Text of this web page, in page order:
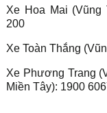
Xe Hoa Mai
200
Xe Toàn Thắng
Xe Phương Trang
Miền Tây): 1900